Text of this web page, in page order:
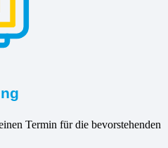
Termin für die bevorstehenden